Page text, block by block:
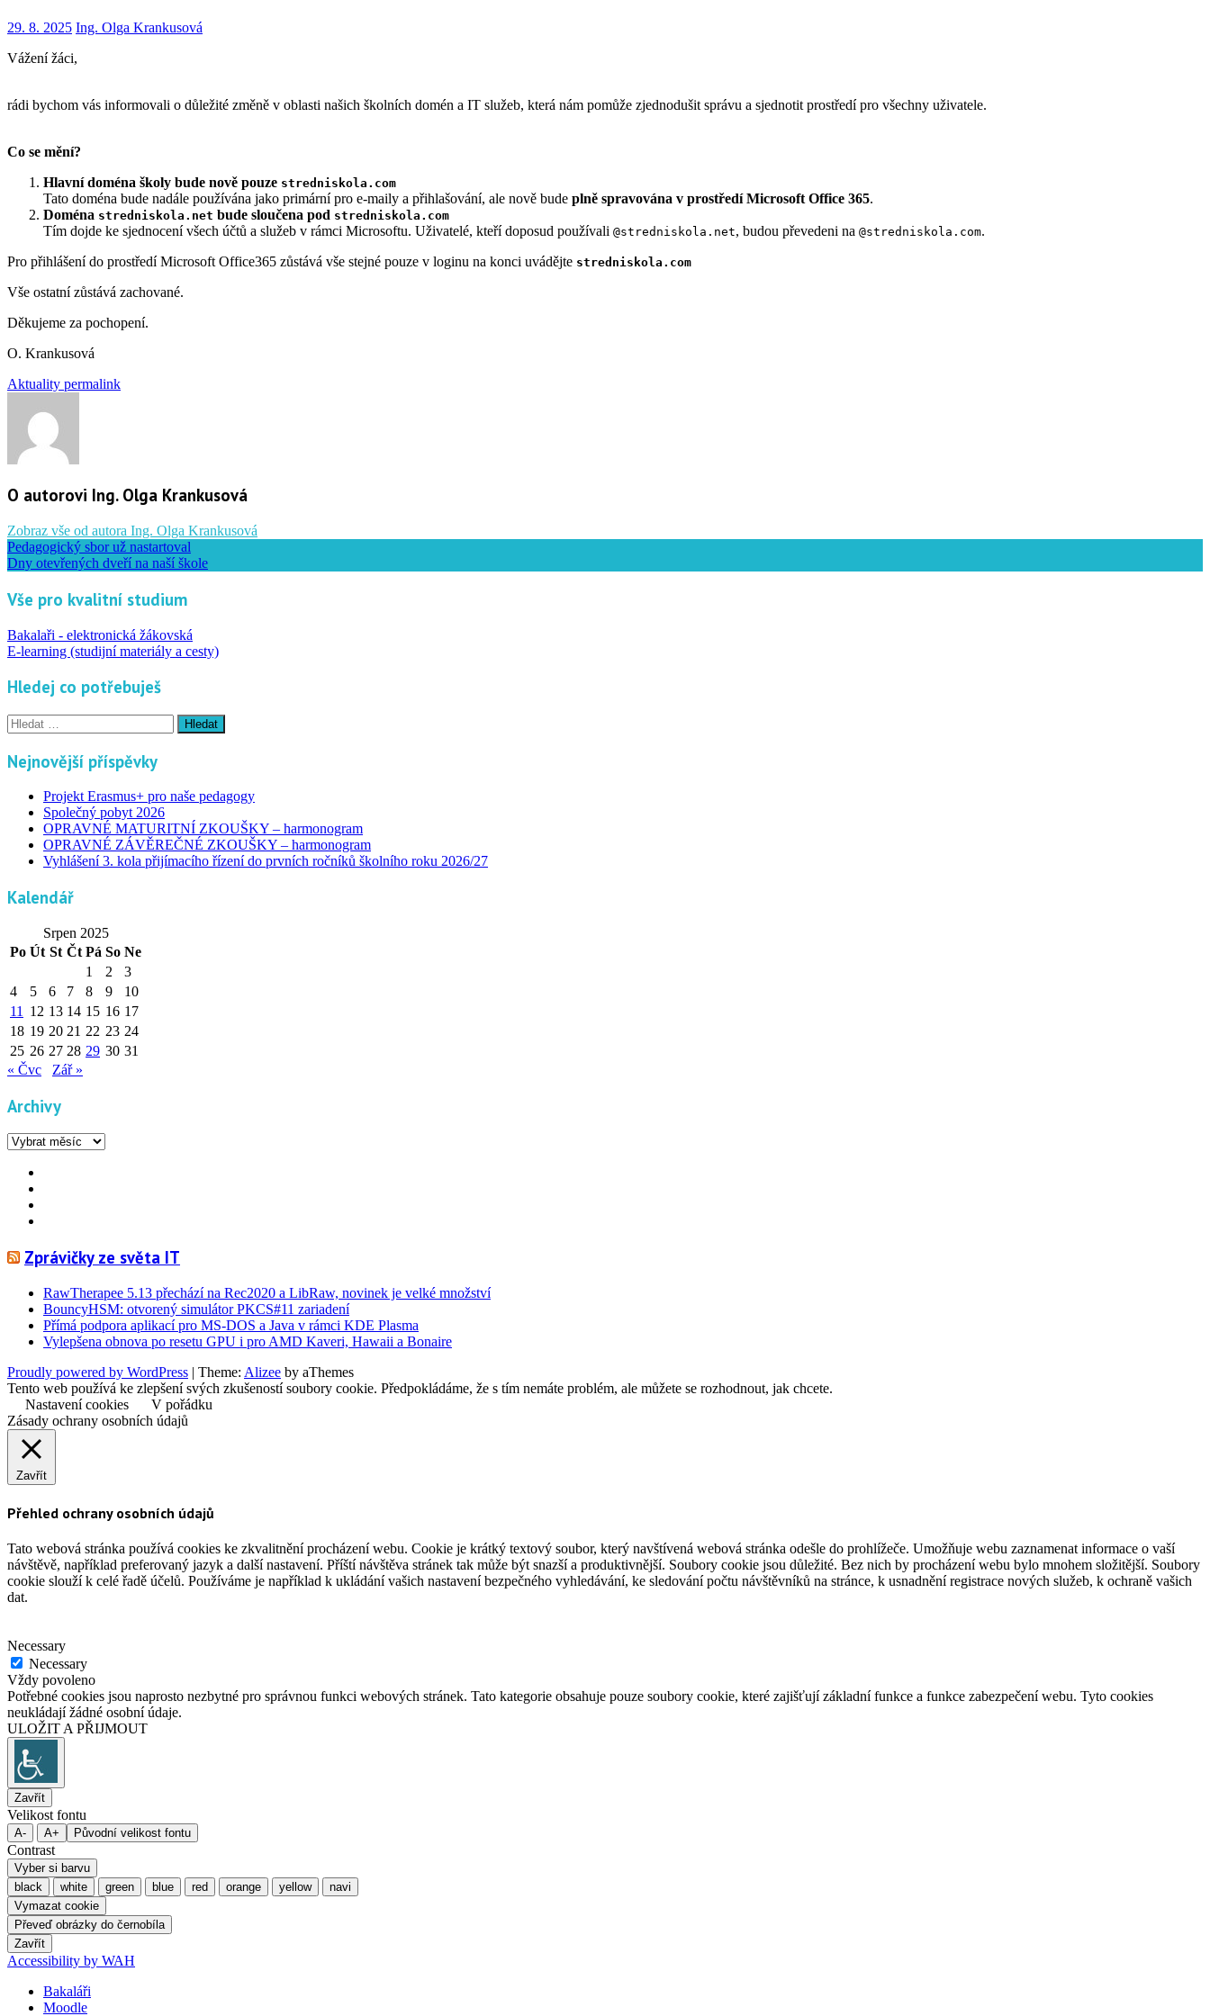
29. 8. 2025 Ing. Olga Krankusová
Vážení žáci,
rádi bychom vás informovali o důležité změně v oblasti našich školních domén a IT služeb, která nám pomůže zjednodušit správu a sjednotit prostředí pro všechny uživatele.
Co se mění?
Hlavní doména školy bude nově pouze stredniskola.com
Tato doména bude nadále používána jako primární pro e-maily a přihlašování, ale nově bude plně spravována v prostředí Microsoft Office 365.
Doména stredniskola.net bude sloučena pod stredniskola.com
Tím dojde ke sjednocení všech účtů a služeb v rámci Microsoftu. Uživatelé, kteří doposud používali @stredniskola.net, budou převedeni na @stredniskola.com.
Pro přihlášení do prostředí Microsoft Office365 zůstává vše stejné pouze v loginu na konci uvádějte stredniskola.com
Vše ostatní zůstává zachované.
Děkujeme za pochopení.
O. Krankusová
Aktuality permalink
O autorovi Ing. Olga Krankusová
Zobraz vše od autora Ing. Olga Krankusová
Pedagogický sbor už nastartoval
Dny otevřených dveří na naší škole
Vše pro kvalitní studium
Bakalaři - elektronická žákovská
E-learning (studijní materiály a cesty)
Hledej co potřebuješ
Vyhledávání
Nejnovější příspěvky
Projekt Erasmus+ pro naše pedagogy
Společný pobyt 2026
OPRAVNÉ MATURITNÍ ZKOUŠKY – harmonogram
OPRAVNÉ ZÁVĚREČNÉ ZKOUŠKY – harmonogram
Vyhlášení 3. kola přijímacího řízení do prvních ročníků školního roku 2026/27
Kalendář
Srpen 2025
Po Út St Čt Pá So Ne
1
2
3
4
5 6 7 8 9
10
11
12 13 14 15 16 17
18 19 20 21 22 23 24
25 26 27 28 29 30 31
« Čvc
Zář »
Archivy
Archivy
Zprávičky ze světa IT
RawTherapee 5.13 přechází na Rec2020 a LibRaw, novinek je velké množství
BouncyHSM: otvorený simulátor PKCS#11 zariadení
Přímá podpora aplikací pro MS-DOS a Java v rámci KDE Plasma
Vylepšena obnova po resetu GPU i pro AMD Kaveri, Hawaii a Bonaire
Proudly powered by WordPress | Theme: Alizee by aThemes
Tento web používá ke zlepšení svých zkušeností soubory cookie. Předpokládáme, že s tím nemáte problém, ale můžete se rozhodnout, jak chcete.
Nastavení cookies
V pořádku
Zásady ochrany osobních údajů
Zavřít
Přehled ochrany osobních údajů
Tato webová stránka používá cookies ke zkvalitnění procházení webu. Cookie je krátký textový soubor, který navštívená webová stránka odešle do prohlížeče. Umožňuje webu zaznamenat informace o vaší
návštěvě, například preferovaný jazyk a další nastavení. Příští návštěva stránek tak může být snazší a produktivnější. Soubory cookie jsou důležité. Bez nich by procházení webu bylo mnohem složitější. Soubory
cookie slouží k celé řadě účelů. Používáme je například k ukládání vašich nastavení bezpečného vyhledávání, ke sledování počtu návštěvníků na stránce, k usnadnění registrace nových služeb, k ochraně vašich
dat.
Necessary
Necessary
Vždy povoleno
Potřebné cookies jsou naprosto nezbytné pro správnou funkci webových stránek. Tato kategorie obsahuje pouze soubory cookie, které zajišťují základní funkce a funkce zabezpečení webu. Tyto cookies
neukládají žádné osobní údaje.
ULOŽIT A PŘIJMOUT
Zavřít
Velikost fontu
A- A+ Původní velikost fontu
Contrast
Vyber si barvu
black
white green blue red orange yellow
navi
Vymazat cookie
Převeď obrázky do černobíla
Zavřít
Accessibility by WAH
Bakaláři
Moodle